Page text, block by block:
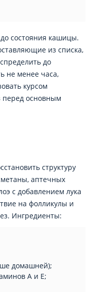
состояния кашицы.
из списка,
до
не менее часа,
курсом
перед основным
структуру
аптечных
с добавлением лука
на фолликулы и
Ингредиенты:
домашней);
А и Е;